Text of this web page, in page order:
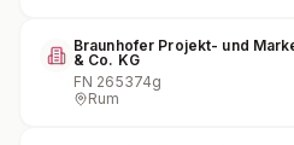
Braunhofer Projekt- und
& Co. KG
FN 265374g
Rum